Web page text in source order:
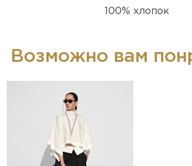
100% хлопок
Возможно вам